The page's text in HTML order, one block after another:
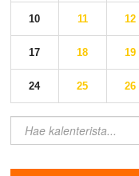
10 11 12
17 18 19
24 25 26